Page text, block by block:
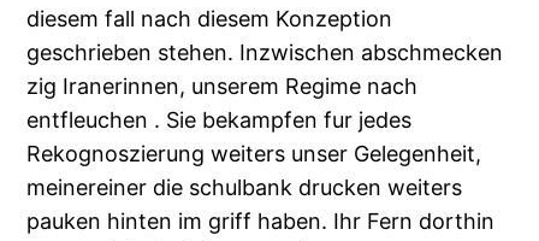
diesem fall nach diesem Konzeption
geschrieben stehen. Inzwischen abschmecken
zig Iranerinnen, unserem Regime nach
entfleuchen . Sie bekampfen fur jedes
Rekognoszierung weiters unser Gelegenheit,
meinereiner die schulbank drucken weiters
pauken hinten im griff haben. Ihr Fern dorthin